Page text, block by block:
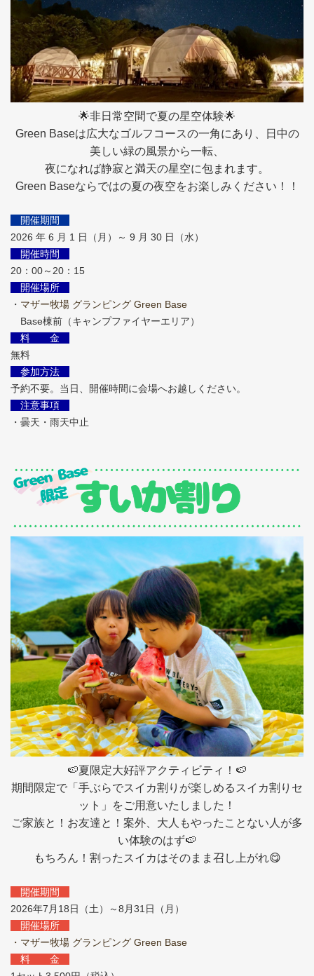
🌟非日常空間で夏の星空体験🌟
Green Baseは広大なゴルフコースの一角にあり、日中の
美しい緑の風景から一転、
夜になれば静寂と満天の星空に包まれます。
Green Baseならではの夏の夜空をお楽しみください！！
開催期間
2026 年 6 月 1 日（月）～ 9 月 30 日（水）
開催時間
20：00～20：15
開催場所
・ マザー牧場 グランピング Green Base
Base棟前（キャンプファイヤーエリア）
料 金
無料
参加方法
予約不要。当日、開催時間に会場へお越しください。
注意事項
・曇天・雨天中止
🍉夏限定大好評アクティビティ！🍉
期間限定で「手ぶらでスイカ割りが楽しめるスイカ割りセ
ット」をご用意いたしました！
ご家族と！お友達と！ 案外、大人もやったことない人が多
い体験のはず🍉
もちろん！割ったスイカはそのまま召し上がれ😋
開催期間
2026年7月18日（土）～8月31日（月）
開催場所
・マザー牧場 グランピング Green Base
料 金